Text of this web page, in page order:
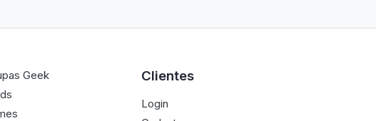
Geek
Clientes
Login